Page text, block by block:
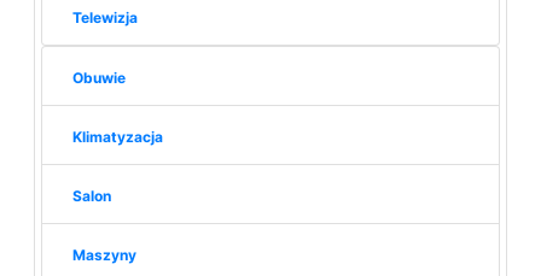
Telewizja
Obuwie
Klimatyzacja
Salon
Maszyny